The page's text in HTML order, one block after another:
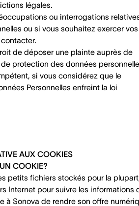
légales.
ou interrogations
ou si vous souhaitez exercer vos
de déposer une plainte auprès de
protection des données
si vous considérez que le
Personnelles enfreint la loi
AUX COOKIES
COOKIE?
petits fichiers stockés pour la
Internet pour suivre les informations
à Sonova de rendre son offre